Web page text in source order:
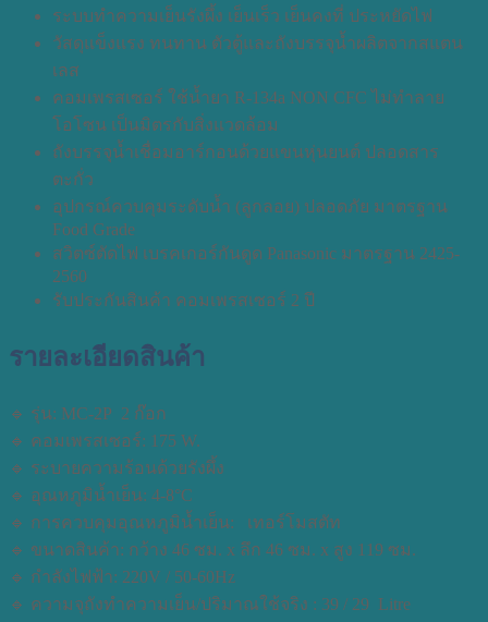
ระบบทำความเย็นรังผึ้ง เย็นเร็ว เย็นคงที่ ประหยัดไฟ
วัสดุแข็งแรง ทนทาน ตัวตู้และถังบรรจุน้ำผลิตจากสแตน
เลส
คอมเพรสเซอร์ ใช้น้ำยา R-134a NON CFC ไม่ทำลาย
โอโซน เป็นมิตรกับสิ่งแวดล้อม
ถังบรรจุน้ำเชื่อมอาร์กอนด้วยแขนหุ่นยนต์ ปลอดสาร
ตะกั่ว
อุปกรณ์ควบคุมระดับน้ำ (ลูกลอย) ปลอดภัย มาตรฐาน
Food Grade
สวิตซ์ตัดไฟ เบรคเกอร์กันดูด Panasonic มาตรฐาน 2425-
2560
รับประกันสินค้า คอมเพรสเซอร์ 2 ปี
รายละเอียดสินค้า
🔹 รุ่น: MC-2P 2 ก๊อก
🔹 คอมเพรสเซอร์: 175 W.
🔹 ระบายความร้อนด้วยรังผึ้ง
🔹 อุณหภูมิน้ำเย็น: 4-8°C
🔹 การควบคุมอุณหภูมิน้ำเย็น: เทอร์โมสตัท
🔹 ขนาดสินค้า: กว้าง 46 ซม. x ลึก 46 ซม. x สูง 119 ซม.
🔹 กำลังไฟฟ้า: 220V / 50-60Hz
🔹 ความจุถังทำความเย็น/ปริมาณใช้จริง : 39 / 29 Litre